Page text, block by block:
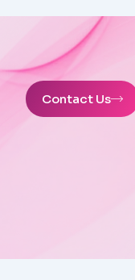
Contact Us